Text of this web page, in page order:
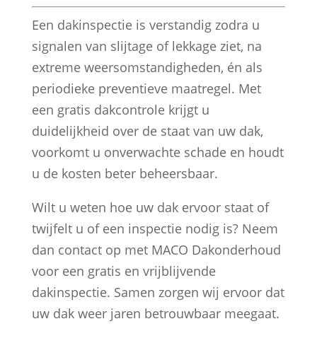
Een dakinspectie is verstandig zodra u
signalen van slijtage of lekkage ziet, na
extreme weersomstandigheden, én als
periodieke preventieve maatregel. Met
een gratis dakcontrole krijgt u
duidelijkheid over de staat van uw dak,
voorkomt u onverwachte schade en houdt
u de kosten beter beheersbaar.
Wilt u weten hoe uw dak ervoor staat of
twijfelt u of een inspectie nodig is? Neem
dan contact op met MACO Dakonderhoud
voor een gratis en vrijblijvende
dakinspectie. Samen zorgen wij ervoor dat
uw dak weer jaren betrouwbaar meegaat.